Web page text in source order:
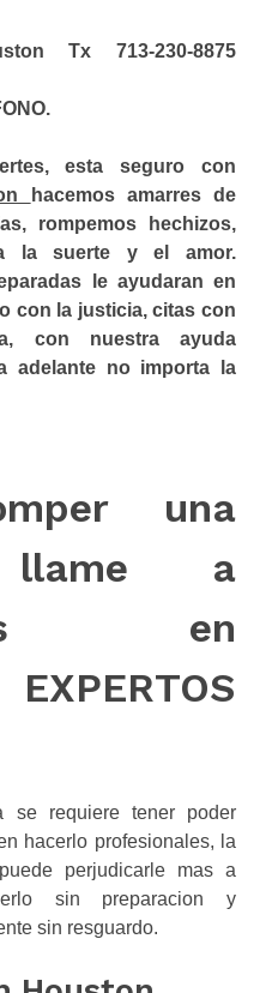
Tx 713-230-8875
esta seguro con
hacemos amarres de
rompemos hechizos,
la suerte y el amor.
le ayudaran en
con la justicia, citas con
con nuestra ayuda
adelante no importa la
una
llame a
en
se requiere tener poder
hacerlo profesionales, la
perjudicarle mas a
sin preparacion y
sin resguardo.